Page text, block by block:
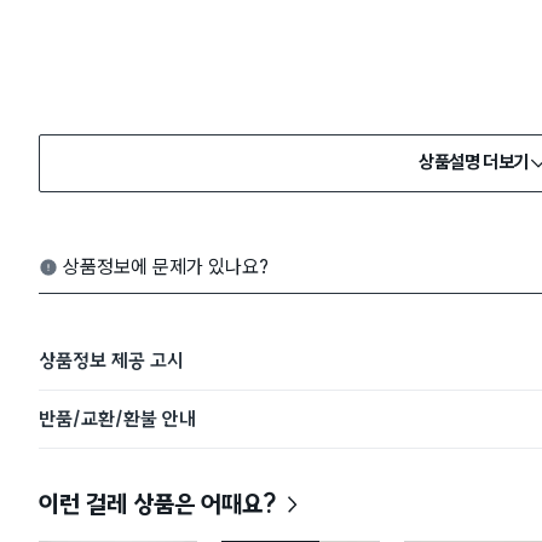
상품설명 더보기
상품정보에 문제가 있나요?
상품정보 제공 고시
반품/교환/환불 안내
이런 걸레 상품은 어때요?